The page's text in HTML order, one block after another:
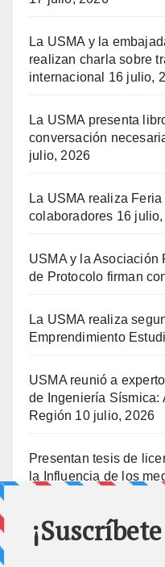
La USMA y la
realizan charla sobre
internacional
16 julio,
La USMA presenta
conversación
julio, 2026
La USMA realiza
colaboradores 16
USMA y la Asociación
de Protocolo firman
La USMA realiza
Emprendimiento
USMA reunió a
de Ingeniería Sísmica:
Región 10 julio, 2026
Presentan tesis de
la Influencia de los